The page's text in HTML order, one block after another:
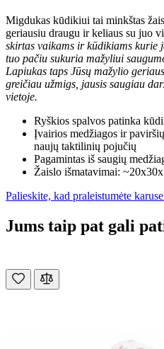
Migdukas kūdikiui tai minkštas
geriausiu draugu ir keliaus su juo
skirtas vaikams ir kūdikiams
tuo pačiu sukuria mažyliui
Lapiukas taps Jūsų mažylio
greičiau užmigs, jausis saugiau
vietoje.
Ryškios spalvos patinka
Įvairios medžiagos ir
naujų taktilinių pojučių
Pagamintas iš saugių
Žaislo išmatavimai:
Palieskite, kad praleistumėte
Jums taip pat gali